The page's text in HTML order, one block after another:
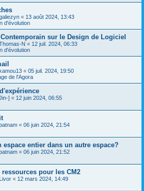
« 13 août 2024, 13:43
d'évolution
sur le Design de Logiciel
N « 12 juil. 2024, 06:33
d'évolution
« 05 juil. 2024, 19:50
de l'Agora
] « 12 juin 2024, 06:55
« 06 juin 2024, 21:54
espace entier dans un autre espace?
« 06 juin 2024, 21:52
pour les CM2
Livor « 12 mars 2024, 14:49